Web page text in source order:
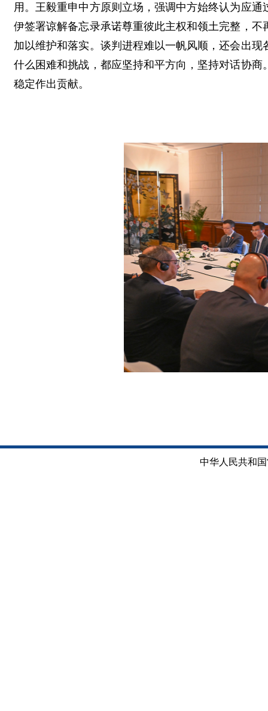
用。王毅重申中方原则立场，强调中方始终认为应
伊签署谅解备忘录承诺尊重彼此主权和领土完整，
加以维护和落实。谈判进程难以一帆风顺，还会出
什么困难和挑战，都应坚持和平方向，坚持对话协
稳定作出贡献。
中华人民共和